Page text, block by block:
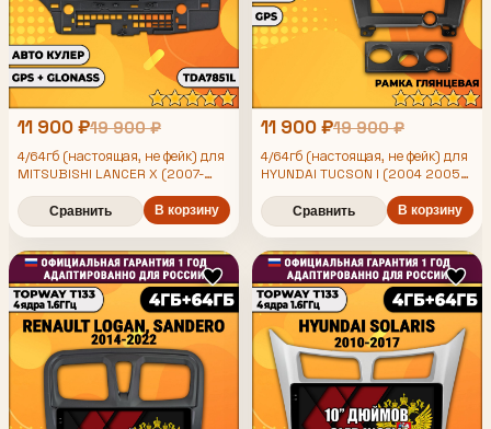
11 900 ₽19 900 ₽
4/64гб (настоящая, не фейк) для
MITSUBISHI LANCER X (2007-
2013), Android магнитола с
усилителем TDA7851
Сравнить В корзину
11 900 ₽19 900 ₽
4/64гб (настоящая, не фейк) для
HYUNDAI TUCSON I (2004 2005
магнитола с усилителем
TDA7851, рамка черная глянец
Сравнить В корзину